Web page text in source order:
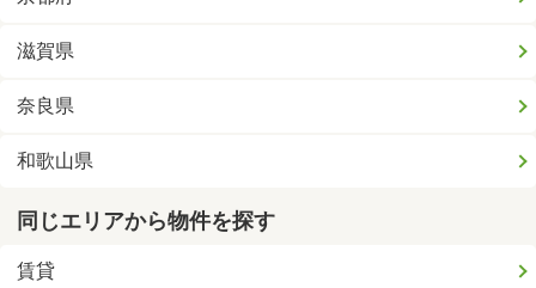
滋賀県
奈良県
和歌山県
同じエリアから物件を探す
賃貸